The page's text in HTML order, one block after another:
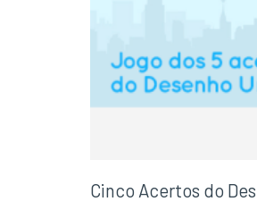
Cinco Acertos do